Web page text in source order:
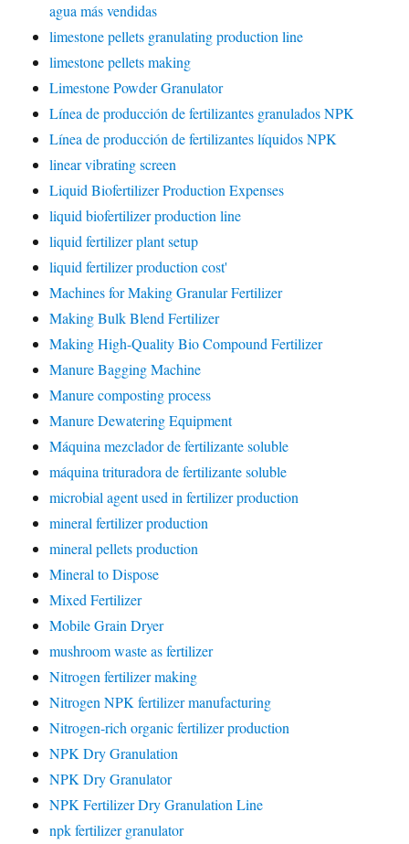
agua más vendidas
limestone pellets granulating production line
limestone pellets making
Limestone Powder Granulator
Línea de producción de fertilizantes granulados NPK
Línea de producción de fertilizantes líquidos NPK
linear vibrating screen
Liquid Biofertilizer Production Expenses
liquid biofertilizer production line
liquid fertilizer plant setup
liquid fertilizer production cost'
Machines for Making Granular Fertilizer
Making Bulk Blend Fertilizer
Making High-Quality Bio Compound Fertilizer
Manure Bagging Machine
Manure composting process
Manure Dewatering Equipment
Máquina mezclador de fertilizante soluble
máquina trituradora de fertilizante soluble
microbial agent used in fertilizer production
mineral fertilizer production
mineral pellets production
Mineral to Dispose
Mixed Fertilizer
Mobile Grain Dryer
mushroom waste as fertilizer
Nitrogen fertilizer making
Nitrogen NPK fertilizer manufacturing
Nitrogen-rich organic fertilizer production
NPK Dry Granulation
NPK Dry Granulator
NPK Fertilizer Dry Granulation Line
npk fertilizer granulator